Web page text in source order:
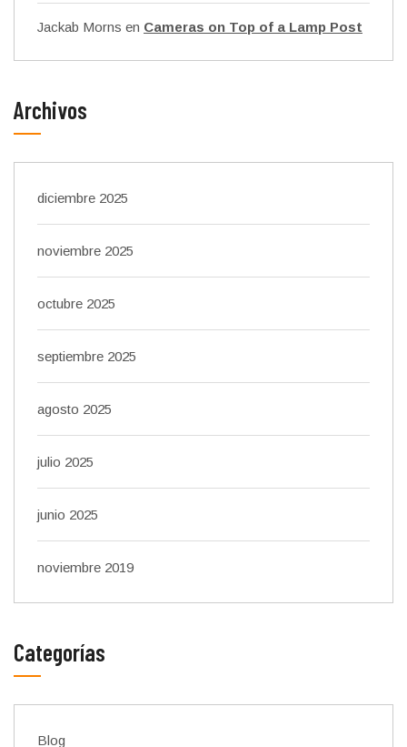
Jackab Morns en Cameras on Top of a Lamp Post
Archivos
diciembre 2025
noviembre 2025
octubre 2025
septiembre 2025
agosto 2025
julio 2025
junio 2025
noviembre 2019
Categorías
Blog